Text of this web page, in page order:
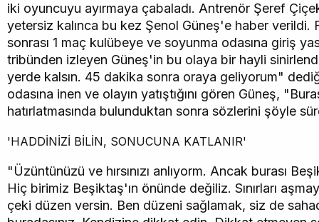
iki oyuncuyu ayırmaya çabaladı. Antrenör Şeref
yetersiz kalınca bu kez Şenol Güneş'e haber verildi.
sonrası 1 maç kulübeye ve soyunma odasına giriş
tribünden izleyen Güneş'in bu olaya bir hayli
yerde kalsın. 45 dakika sonra oraya geliyorum"
odasına inen ve olayın yatıştığını gören Güneş,
hatırlatmasında bulunduktan sonra sözlerini şöyle
'HADDİNİZİ BİLİN, SONUCUNA KATLANIR'
"Üzüntünüzü ve hırsınızı anlıyorm. Ancak burası
Hiç birimiz Beşiktaş'ın önünde değiliz. Sınırları
çeki düzen versin. Ben düzeni sağlamak, siz de